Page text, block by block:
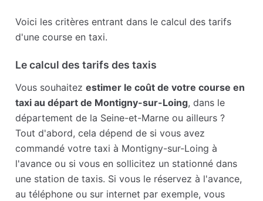
Voici les critères entrant dans le calcul des tarifs
d'une course en taxi.
Le calcul des tarifs des taxis
Vous souhaitezestimer le coût de votre course en
taxi au départ de Montigny-sur-Loing, dans le
département de la Seine-et-Marne ou ailleurs ?
Tout d'abord, cela dépend de si vous avez
commandé votre taxi à Montigny-sur-Loing à
l'avance ou si vous en sollicitez un stationné dans
une station de taxis. Si vous le réservez à l'avance,
au téléphone ou sur internet par exemple, vous